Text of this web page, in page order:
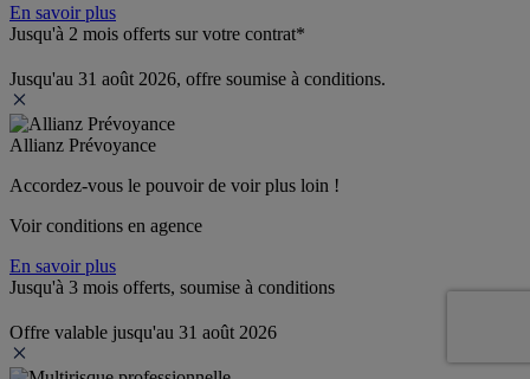
En savoir plus
Jusqu'à 2 mois offerts sur votre contrat*
Jusqu'au 31 août 2026, offre soumise à conditions.
Allianz Prévoyance
Accordez-vous le pouvoir de voir plus loin !
Voir conditions en agence
En savoir plus
Jusqu'à 3 mois offerts, soumise à conditions
Offre valable jusqu'au 31 août 2026